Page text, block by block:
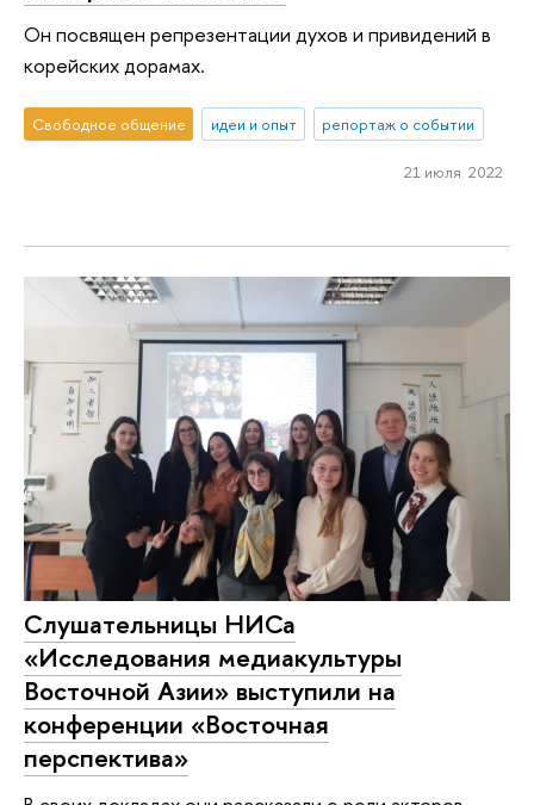
Он посвящен репрезентации духов и привидений в
корейских дорамах.
Свободное общение идеи и опыт репортаж о событии
21 июля 2022
Слушательницы НИСа
«Исследования медиакультуры
Восточной Азии» выступили на
конференции «Восточная
перспектива»